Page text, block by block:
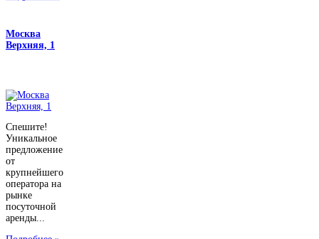
Москва
Верхняя, 1
Спешите!
Уникальное
предложение
от
крупнейшего
оператора на
рынке
посуточной
аренды...